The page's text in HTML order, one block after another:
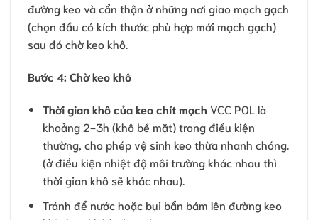
đường keo và cẩn thận ở những nơi giao mạch gạch
(chọn đầu có kích thước phù hợp mới mạch gạch)
sau đó chờ keo khô.
Bước 4: Chờ keo khô
Thời gian khô của keo chít mạch VCC POL là
khoảng 2-3h (khô bề mặt) trong điều kiện
thường, cho phép vệ sinh keo thừa nhanh chóng.
(ở điều kiện nhiệt độ môi trường khác nhau thì
thời gian khô sẽ khác nhau).
Tránh để nước hoặc bụi bẩn bám lên đường keo